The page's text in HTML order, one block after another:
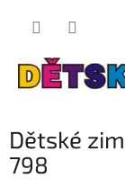
Dětské
798